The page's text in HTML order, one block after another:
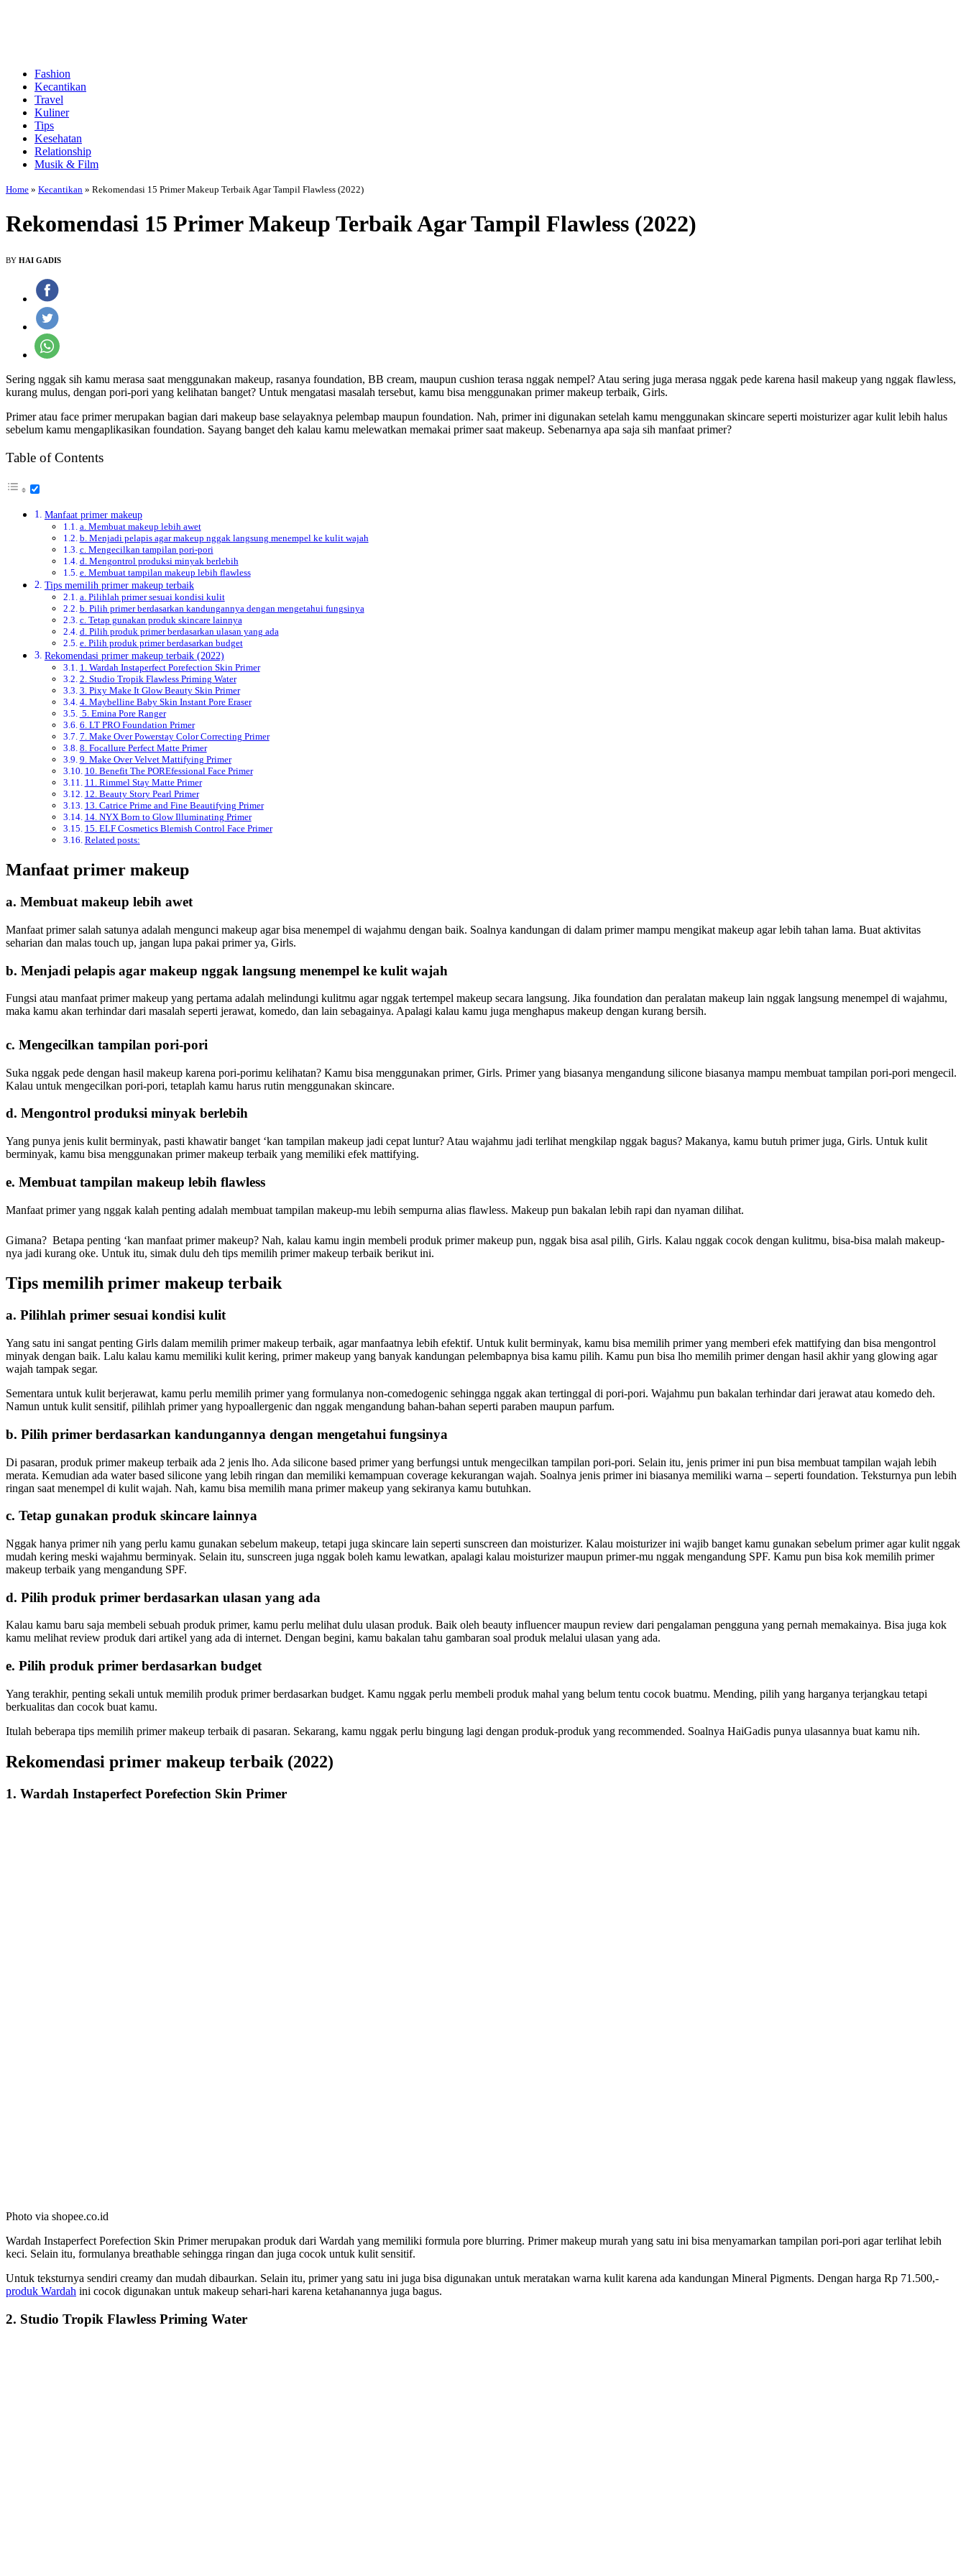
Fashion
Kecantikan
Travel
Kuliner
Tips
Kesehatan
Relationship
Musik & Film
Home » Kecantikan » Rekomendasi 15 Primer Makeup Terbaik Agar Tampil Flawless (2022)
Rekomendasi 15 Primer Makeup Terbaik Agar Tampil Flawless (2022)
BY HAI GADIS
Sering nggak sih kamu merasa saat menggunakan makeup, rasanya foundation, BB cream, maupun cushion terasa nggak nempel? Atau sering juga merasa nggak pede karena hasil makeup yang nggak flawless,
kurang mulus, dengan pori-pori yang kelihatan banget? Untuk mengatasi masalah tersebut, kamu bisa menggunakan primer makeup terbaik, Girls.
Primer atau face primer merupakan bagian dari makeup base selayaknya pelembap maupun foundation. Nah, primer ini digunakan setelah kamu menggunakan skincare seperti moisturizer agar kulit lebih halus
sebelum kamu mengaplikasikan foundation. Sayang banget deh kalau kamu melewatkan memakai primer saat makeup. Sebenarnya apa saja sih manfaat primer?
Table of Contents
Manfaat primer makeup
a. Membuat makeup lebih awet
b. Menjadi pelapis agar makeup nggak langsung menempel ke kulit wajah
c. Mengecilkan tampilan pori-pori
d. Mengontrol produksi minyak berlebih
e. Membuat tampilan makeup lebih flawless
Tips memilih primer makeup terbaik
a. Pilihlah primer sesuai kondisi kulit
b. Pilih primer berdasarkan kandungannya dengan mengetahui fungsinya
c. Tetap gunakan produk skincare lainnya
d. Pilih produk primer berdasarkan ulasan yang ada
e. Pilih produk primer berdasarkan budget
Rekomendasi primer makeup terbaik (2022)
1. Wardah Instaperfect Porefection Skin Primer
2. Studio Tropik Flawless Priming Water
3. Pixy Make It Glow Beauty Skin Primer
4. Maybelline Baby Skin Instant Pore Eraser
5. Emina Pore Ranger
6. LT PRO Foundation Primer
7. Make Over Powerstay Color Correcting Primer
8. Focallure Perfect Matte Primer
9. Make Over Velvet Mattifying Primer
10. Benefit The POREfessional Face Primer
11. Rimmel Stay Matte Primer
12. Beauty Story Pearl Primer
13. Catrice Prime and Fine Beautifying Primer
14. NYX Born to Glow Illuminating Primer
15. ELF Cosmetics Blemish Control Face Primer
Related posts:
Manfaat primer makeup
a. Membuat makeup lebih awet
Manfaat primer salah satunya adalah mengunci makeup agar bisa menempel di wajahmu dengan baik. Soalnya kandungan di dalam primer mampu mengikat makeup agar lebih tahan lama. Buat aktivitas
seharian dan malas touch up, jangan lupa pakai primer ya, Girls.
b. Menjadi pelapis agar makeup nggak langsung menempel ke kulit wajah
Fungsi atau manfaat primer makeup yang pertama adalah melindungi kulitmu agar nggak tertempel makeup secara langsung. Jika foundation dan peralatan makeup lain nggak langsung menempel di wajahmu,
maka kamu akan terhindar dari masalah seperti jerawat, komedo, dan lain sebagainya. Apalagi kalau kamu juga menghapus makeup dengan kurang bersih.
c. Mengecilkan tampilan pori-pori
Suka nggak pede dengan hasil makeup karena pori-porimu kelihatan? Kamu bisa menggunakan primer, Girls. Primer yang biasanya mengandung silicone biasanya mampu membuat tampilan pori-pori mengecil.
Kalau untuk mengecilkan pori-pori, tetaplah kamu harus rutin menggunakan skincare.
d. Mengontrol produksi minyak berlebih
Yang punya jenis kulit berminyak, pasti khawatir banget ‘kan tampilan makeup jadi cepat luntur? Atau wajahmu jadi terlihat mengkilap nggak bagus? Makanya, kamu butuh primer juga, Girls. Untuk kulit
berminyak, kamu bisa menggunakan primer makeup terbaik yang memiliki efek mattifying.
e. Membuat tampilan makeup lebih flawless
Manfaat primer yang nggak kalah penting adalah membuat tampilan makeup-mu lebih sempurna alias flawless. Makeup pun bakalan lebih rapi dan nyaman dilihat.
Gimana? Betapa penting ‘kan manfaat primer makeup? Nah, kalau kamu ingin membeli produk primer makeup pun, nggak bisa asal pilih, Girls. Kalau nggak cocok dengan kulitmu, bisa-bisa malah makeup-
nya jadi kurang oke. Untuk itu, simak dulu deh tips memilih primer makeup terbaik berikut ini.
Tips memilih primer makeup terbaik
a. Pilihlah primer sesuai kondisi kulit
Yang satu ini sangat penting Girls dalam memilih primer makeup terbaik, agar manfaatnya lebih efektif. Untuk kulit berminyak, kamu bisa memilih primer yang memberi efek mattifying dan bisa mengontrol
minyak dengan baik. Lalu kalau kamu memiliki kulit kering, primer makeup yang banyak kandungan pelembapnya bisa kamu pilih. Kamu pun bisa lho memilih primer dengan hasil akhir yang glowing agar
wajah tampak segar.
Sementara untuk kulit berjerawat, kamu perlu memilih primer yang formulanya non-comedogenic sehingga nggak akan tertinggal di pori-pori. Wajahmu pun bakalan terhindar dari jerawat atau komedo deh.
Namun untuk kulit sensitif, pilihlah primer yang hypoallergenic dan nggak mengandung bahan-bahan seperti paraben maupun parfum.
b. Pilih primer berdasarkan kandungannya dengan mengetahui fungsinya
Di pasaran, produk primer makeup terbaik ada 2 jenis lho. Ada silicone based primer yang berfungsi untuk mengecilkan tampilan pori-pori. Selain itu, jenis primer ini pun bisa membuat tampilan wajah lebih
merata. Kemudian ada water based silicone yang lebih ringan dan memiliki kemampuan coverage kekurangan wajah. Soalnya jenis primer ini biasanya memiliki warna – seperti foundation. Teksturnya pun lebih
ringan saat menempel di kulit wajah. Nah, kamu bisa memilih mana primer makeup yang sekiranya kamu butuhkan.
c. Tetap gunakan produk skincare lainnya
Nggak hanya primer nih yang perlu kamu gunakan sebelum makeup, tetapi juga skincare lain seperti sunscreen dan moisturizer. Kalau moisturizer ini wajib banget kamu gunakan sebelum primer agar kulit nggak
mudah kering meski wajahmu berminyak. Selain itu, sunscreen juga nggak boleh kamu lewatkan, apalagi kalau moisturizer maupun primer-mu nggak mengandung SPF. Kamu pun bisa kok memilih primer
makeup terbaik yang mengandung SPF.
d. Pilih produk primer berdasarkan ulasan yang ada
Kalau kamu baru saja membeli sebuah produk primer, kamu perlu melihat dulu ulasan produk. Baik oleh beauty influencer maupun review dari pengalaman pengguna yang pernah memakainya. Bisa juga kok
kamu melihat review produk dari artikel yang ada di internet. Dengan begini, kamu bakalan tahu gambaran soal produk melalui ulasan yang ada.
e. Pilih produk primer berdasarkan budget
Yang terakhir, penting sekali untuk memilih produk primer berdasarkan budget. Kamu nggak perlu membeli produk mahal yang belum tentu cocok buatmu. Mending, pilih yang harganya terjangkau tetapi
berkualitas dan cocok buat kamu.
Itulah beberapa tips memilih primer makeup terbaik di pasaran. Sekarang, kamu nggak perlu bingung lagi dengan produk-produk yang recommended. Soalnya HaiGadis punya ulasannya buat kamu nih.
Rekomendasi primer makeup terbaik (2022)
1. Wardah Instaperfect Porefection Skin Primer
Photo via shopee.co.id
Wardah Instaperfect Porefection Skin Primer merupakan produk dari Wardah yang memiliki formula pore blurring. Primer makeup murah yang satu ini bisa menyamarkan tampilan pori-pori agar terlihat lebih
keci. Selain itu, formulanya breathable sehingga ringan dan juga cocok untuk kulit sensitif.
Untuk teksturnya sendiri creamy dan mudah dibaurkan. Selain itu, primer yang satu ini juga bisa digunakan untuk meratakan warna kulit karena ada kandungan Mineral Pigments. Dengan harga Rp 71.500,-
produk Wardah ini cocok digunakan untuk makeup sehari-hari karena ketahanannya juga bagus.
2. Studio Tropik Flawless Priming Water